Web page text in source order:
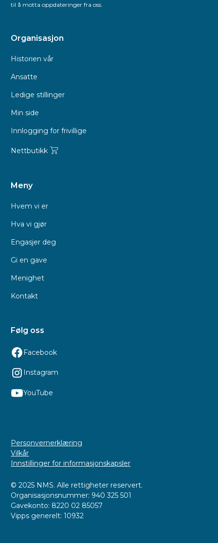
til å motta oppdateringer fra oss.
Organisasjon
Historien vår
Ansatte
Ledige stillinger
Min side
Innlogging for frivillige
Nettbutikk
Meny
Hvem vi er
Hva vi gjør
Engasjer deg
Gi en gave
Menighet
Kontakt
Følg oss
Facebook
Instagram
YouTube
© 2025 NMS. Alle rettigheter reservert.
Organisasjonsnummer: 940 325 501
Gavekonto: 8220 02 85057
Vipps generelt: 10932
Personvernerklæring
Vilkår
Innstillinger for informasjonskapsler